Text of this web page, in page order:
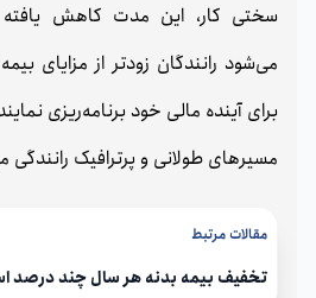
سختی کار، این مدت کاهش
می‌شود رانندگان زودتر از مزایای
برای آینده مالی خود برنامه‌ریزی
مسیرهای طولانی و پرترافیک رانندگی
مقالات مرتبط
تخفیف بیمه بدنه هر سال چند درصد